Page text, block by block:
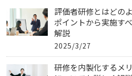
評価者研修とはどの
ポイントから実施す
解説
2025/3/27
研修を内製化するメ